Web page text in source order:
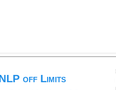
off Limits